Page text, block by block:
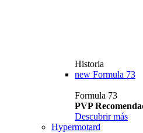
Historia
new Formula 73
Formula 73
PVP
Descubrir más
Hypermotard